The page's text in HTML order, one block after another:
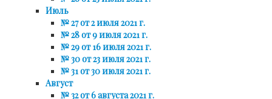
Июль
№ 27 от 2 июля 2021 г.
№ 28 от 9 июля 2021 г.
№ 29 от 16 июля 2021 г.
№ 30 от 23 июля 2021 г.
№ 31 от 30 июля 2021 г.
Август
№ 32 от 6 августа 2021 г.